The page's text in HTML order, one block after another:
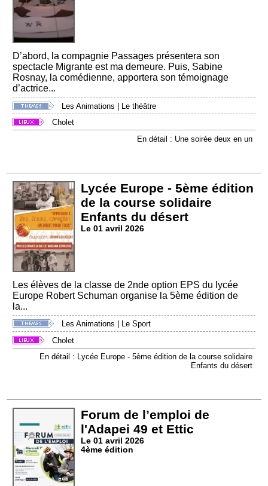
D’abord, la compagnie Passages présentera son
spectacle Migrante est ma demeure. Puis, Sabine
Rosnay, la comédienne, apportera son témoignage
d’actrice...
Les Animations | Le théâtre
Cholet
En détail : Une soirée deux en un
Lycée Europe - 5ème édition
de la course solidaire
Enfants du désert
Le 01 avril 2026
Les élèves de la classe de 2nde option EPS du lycée
Europe Robert Schuman organise la 5ème édition de
la...
Les Animations
Le Sport
Cholet
En détail : Lycée Europe - 5ème édition de la course solidaire
Enfants du désert
Forum de l’emploi de
l'Adapei 49 et Ettic
Le 01 avril 2026
4ème édition